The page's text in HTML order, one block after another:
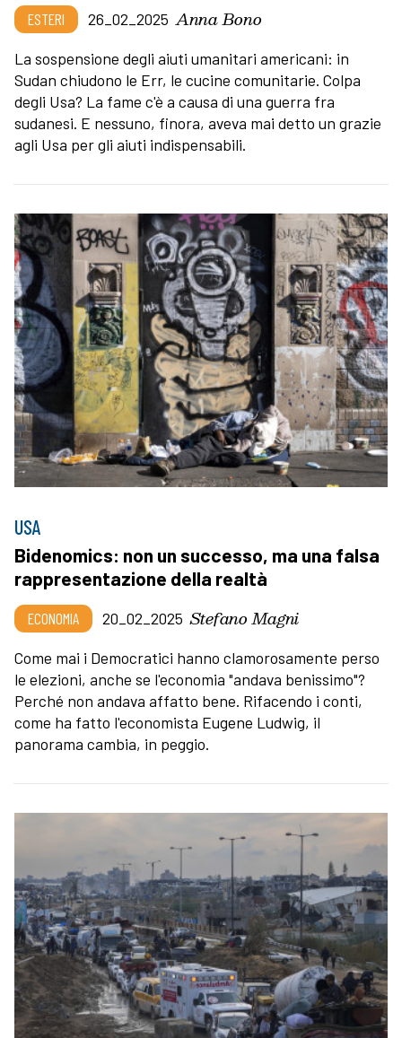
ESTERI 26_02_2025 Anna Bono
La sospensione degli aiuti umanitari americani: in
Sudan chiudono le Err, le cucine comunitarie. Colpa
degli Usa? La fame c'è a causa di una guerra fra
sudanesi. E nessuno, finora, aveva mai detto un grazie
agli Usa per gli aiuti indispensabili.
USA
Bidenomics: non un successo, ma una falsa
rappresentazione della realtà
ECONOMIA 20_02_2025 Stefano Magni
Come mai i Democratici hanno clamorosamente perso
le elezioni, anche se l'economia "andava benissimo"?
Perché non andava affatto bene. Rifacendo i conti,
come ha fatto l'economista Eugene Ludwig, il
panorama cambia, in peggio.